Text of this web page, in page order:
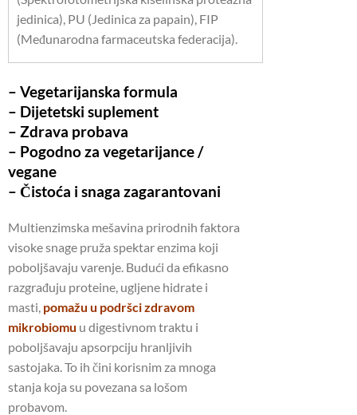
jedinica), PU (Jedinica za papain), FIP
(Međunarodna farmaceutska federacija).
– Vegetarijanska formula
– Dijetetski suplement
– Zdrava probava
– Pogodno za vegetarijance /
vegane
– Čistoća i snaga zagarantovani
Multienzimska mešavina prirodnih faktora
visoke snage pruža spektar enzima koji
poboljšavaju varenje. Budući da efikasno
razgrađuju proteine, ugljene hidrate i
masti, pomažu u podršci zdravom
mikrobiomu u digestivnom traktu i
poboljšavaju apsorpciju hranljivih
sastojaka. To ih čini korisnim za mnoga
stanja koja su povezana sa lošom
probavom.